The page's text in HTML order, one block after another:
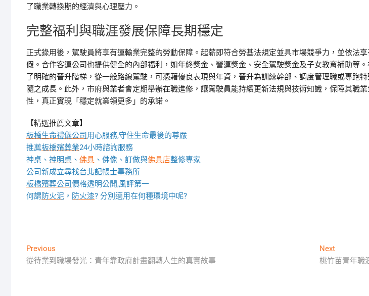
了職業轉換期的經濟與心理壓力。
完整福利與職涯發展保障長期穩定
正式錄用後，駕駛員將享有運輸業完整的勞動保障。起薪即符合勞基法規定並具市場競爭力，並依法
假。合作客運公司也提供健全的內部福利，如年終獎金、營運獎金、安全駕駛獎金及子女教育補助等
了明確的晉升階梯，從一般路線駕駛，可憑藉優良表現與年資，晉升為訓練幹部、調度管理職或專跑
隨之成長。此外，市府與業者會定期舉辦在職進修，讓駕駛員能持續更新法規與技術知識，保障其職
性，真正實現「穩定就業領更多」的承諾。
【精選推薦文章】
板橋生命禮儀公司用心服務,守住生命最後的尊嚴
推薦板橋殯葬業24小時諮詢服務
神桌、 神明桌 、 佛具 、佛像、訂做與佛具店整修專家
公司新成立尋找台北記帳士事務所
板橋殯葬公司價格透明公開,風評第一
何謂防火泥 ， 防火漆? 分別適用在何種環境中呢?
文
章
Previous
post:
從待業到職場發光：青年靠政府計畫翻轉人生的真實故事
NextNext
post:
桃竹苗青年職